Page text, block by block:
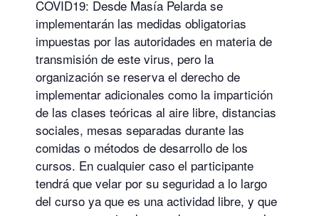
COVID19: Desde Masía Pelarda se
implementarán las medidas obligatorias
impuestas por las autoridades en materia de
transmisión de este virus, pero la
organización se reserva el derecho de
implementar adicionales como la impartición
de las clases teóricas al aire libre, distancias
sociales, mesas separadas durante las
comidas o métodos de desarrollo de los
cursos. En cualquier caso el participante
tendrá que velar por su seguridad a lo largo
del curso ya que es una actividad libre, y que